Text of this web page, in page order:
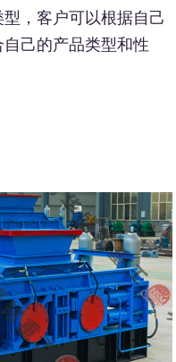
，客户可以根据自己
己的产品类型和性